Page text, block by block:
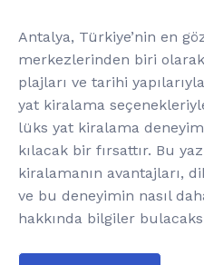
Antalya, Türkiye’nin en
merkezlerinden biri
plajları ve tarihi
yat kiralama
lüks yat kiralama
kılacak bir fırsattır. Bu
kiralamanın avantajları,
ve bu deneyimin nasıl
hakkında bilgiler